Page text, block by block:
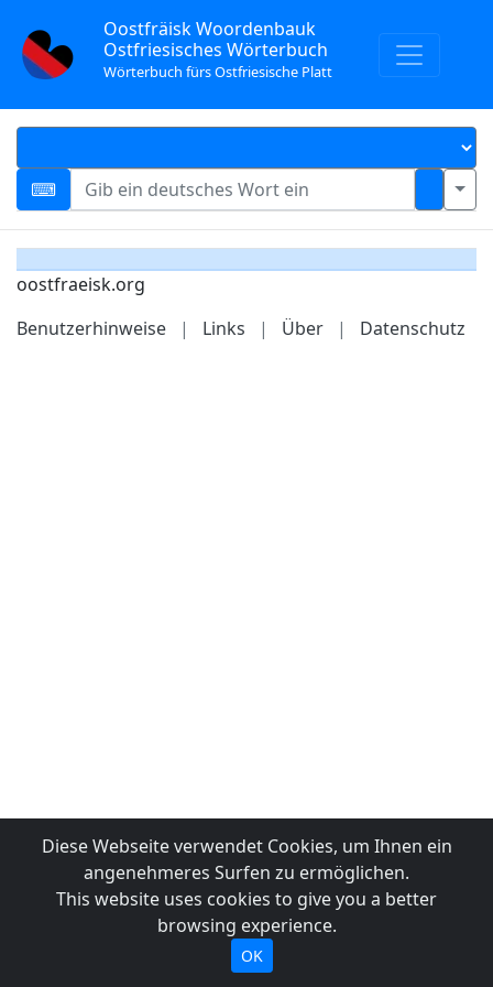
Oostfräisk Woordenbauk
Ostfriesisches Wörterbuch
Wörterbuch fürs Ostfriesische Platt
oostfraeisk.org
Benutzerhinweise
| Links | Über | Datenschutz
Diese Webseite verwendet Cookies, um Ihnen ein
angenehmeres Surfen zu ermöglichen.
This website uses cookies to give you a better
browsing experience.
OK